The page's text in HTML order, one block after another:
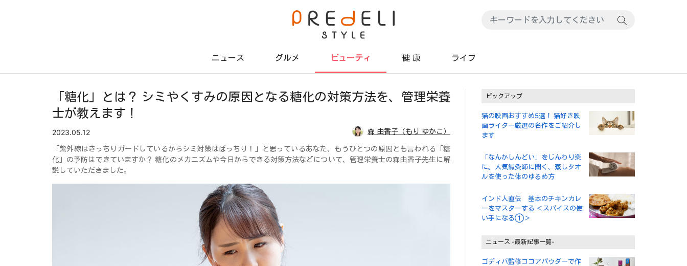
ニュース グルメ ビューティ 健 康 ライフ
「糖化」とは？ シミやくすみの原因となる糖化の対策方法を、管理栄養
士が教えます！
2023.05.12
森 由香子（もり ゆかこ）
「紫外線はきっちりガードしているからシミ対策はばっちり！」と思っているあなた、もうひとつの原因とも言われる「糖
化」の予防はできていますか？ 糖化のメカニズムや今日からできる対策方法などについて、管理栄養士の森由香子先生に解
説していただきました。
ピックアップ
猫の映画おすすめ5選！ 猫好き映
画ライター厳選の名作をご紹介し
ます
「なんかしんどい」をじんわり楽
に。人気鍼灸師に聞く、蒸しタオ
ルを使った体のゆるめ方
インド人直伝 基本のチキンカレ
ーをマスターする ＜スパイスの使
い手になる①＞
ニュース -最新記事一覧-
ゴディバ監修ココアパウダーで作